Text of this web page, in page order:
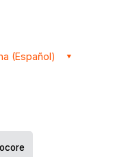
(Español)